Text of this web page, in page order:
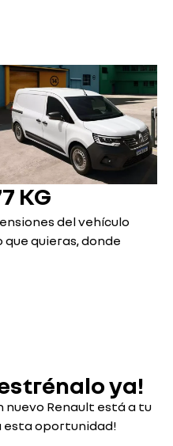
KG
del vehículo
quieras, donde
ya!
nuevo Renault está a tu
esta oportunidad!